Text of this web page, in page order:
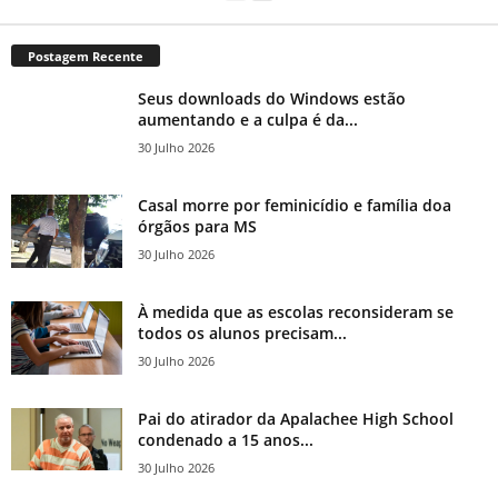
Postagem Recente
Seus downloads do Windows estão
aumentando e a culpa é da...
30 Julho 2026
Casal morre por feminicídio e família doa
órgãos para MS
30 Julho 2026
À medida que as escolas reconsideram se
todos os alunos precisam...
30 Julho 2026
Pai do atirador da Apalachee High School
condenado a 15 anos...
30 Julho 2026